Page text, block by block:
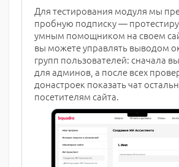
Для тестирования модуля мы
пробную подписку —
умным помощником на своем
вы можете управлять выводом
групп пользователей: сначала
для админов, а после всех
донастроек показать чат
посетителям сайта.